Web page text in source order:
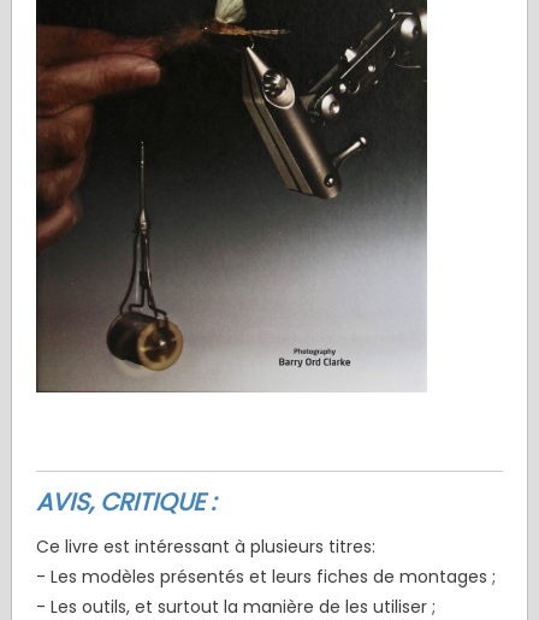
AVIS, CRITIQUE :
Ce livre est intéressant à plusieurs titres:
- Les modèles présentés et leurs fiches de montages ;
- Les outils, et surtout la manière de les utiliser ;